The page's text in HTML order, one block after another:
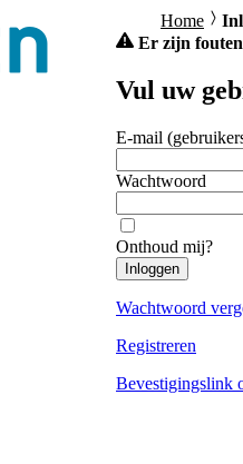
Home
Er zijn
Vul uw
E-mail
Wachtwoord
Onthoud mij?
Inloggen
Wachtwoord
Registreren
Bevestigingslink